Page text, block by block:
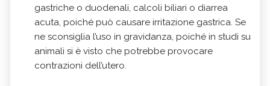
gastriche o duodenali, calcoli biliari o diarrea
acuta, poiché può causare irritazione gastrica. Se
ne sconsiglia l’uso in gravidanza, poiché in studi su
animali si è visto che potrebbe provocare
contrazioni dell’utero.